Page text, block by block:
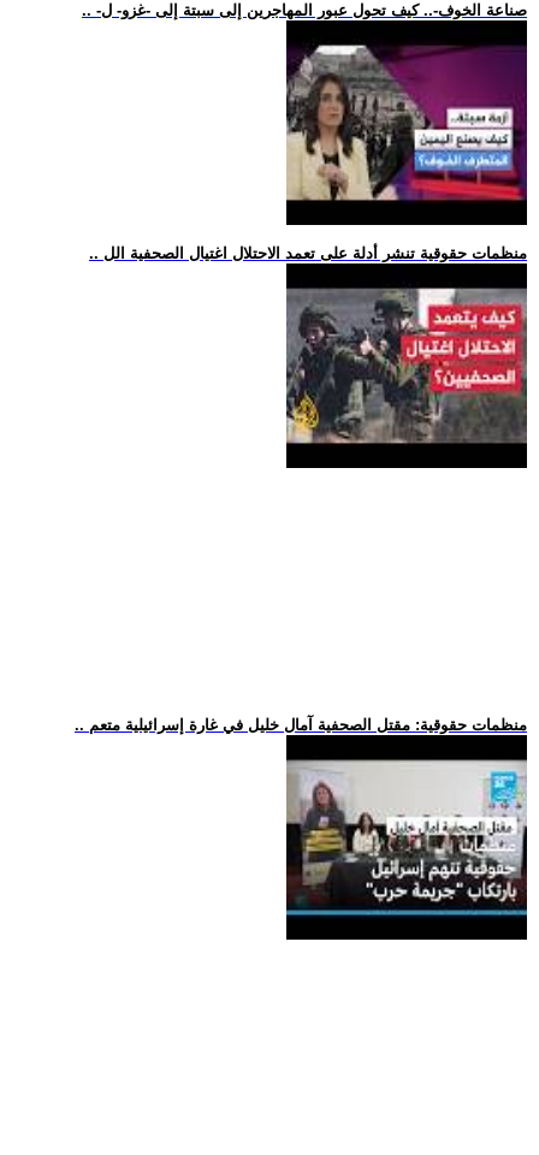
.. -صناعة الخوف-.. كيف تحول عبور المهاجرين إلى سبتة إلى -غزو- ل
.. منظمات حقوقية تنشر أدلة على تعمد الاحتلال اغتيال الصحفية الل
.. منظمات حقوقية: مقتل الصحفية آمال خليل في غارة إسرائيلية متعم